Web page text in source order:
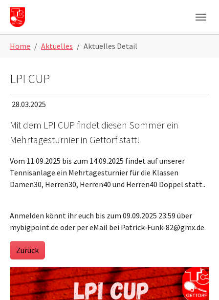
Skip to main navigation
Skip to main content
Skip to page footer
Home Aktuelles Aktuelles Detail
LPI CUP
28.03.2025
Mit dem LPI CUP findet diesen Sommer ein
Mehrtagesturnier in Gettorf statt!
Vom 11.09.2025 bis zum 14.09.2025 findet auf unserer
Tennisanlage ein Mehrtagesturnier für die Klassen
Damen30, Herren30, Herren40 und Herren40 Doppel statt..
Anmelden könnt ihr euch bis zum 09.09.2025 23:59 über
mybigpoint.de oder per eMail bei Patrick-Funk-82@gmx.de.
Zurück